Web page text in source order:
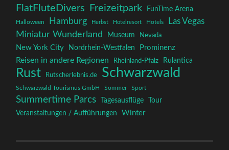
FlatFluteDivers Freizeitpark FunTime Arena
Halloween Hamburg Herbst Hotelresort Hotels
Las Vegas
Miniatur Wunderland
Museum Nevada
New York City Nordrhein-Westfalen Prominenz
Reisen in andere Regionen Rheinland-Pfalz Rulantica
Rust Rutscherlebnis.de Schwarzwald
Schwarzwald Tourismus GmbH Sommer Sport
Summertime Parcs Tagesausflüge
Tour
Veranstaltungen / Aufführungen
Winter